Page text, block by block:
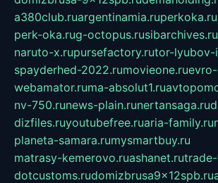
a380club.ruargentinamia.ruperkoka.ru
perk-oka.rug-octopus.rusibarchives.ru
naruto-x.rupursefactory.rutor-lyubov-
spayderhed-2022.rumovieone.ru
webamator.ruma-absolut1.ru
nv-750.runews-plain.runertansaga.ru
dizfiles.ruyoutubefree.ruaria-family.ru
planeta-samara.rumysmartbuy.ru
matrasy-kemerovo.ruashanet.ru
dotcustoms.rudomizbrusa9x12spb.ru